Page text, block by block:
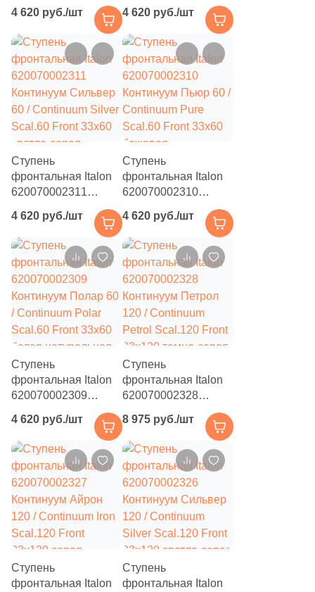
Marca Corona ( 88)
Margres (4)
)
Marjan (66)
Meissen Keramik (61
Mico (43)
Monalisa ( 11
Monocibec (14
Monopole ( 112)
Motto Ceramic (104
Mozart (
Museum (95)
Mutina (5 )
Mykonos (
NABEL (6)
NATUCER (8)
NAZ Ceram (3)
NS Ceramic (28
NT Ceramic ( 296
Континуум Петрол
60 / Continuum Petrol
Scal.60 Front 33x60
темно-серая
натуральная под
бетон
4 620 руб./шт
Континуум Айрон 60
/ Continuum Iron
Scal.60 Front 33x60
серая натуральная
под бетон
4 620 руб./шт
Ступень
фронтальная Italon
620070002311
Континуум Сильвер
60 / Continuum Silver
Scal.60 Front 33x60
светло-серая
натуральная под
бетон
4 620 руб./шт
Ступень
фронтальная Italon
620070002310
Континуум Пьюр 60 /
Continuum Pure
Scal.60 Front 33x60
бежевая
натуральная под
бетон
4 620 руб./шт
Ступень
фронтальная Italon
620070002309
Континуум Полар 60
/ Continuum Polar
Scal.60 Front 33x60
белая натуральная
под бетон
4 620 руб./шт
Ступень
фронтальная Italon
620070002328
Континуум Петрол
120 / Continuum
Petrol Scal.120 Front
33x120 темно-серая
натуральная под
бетон
8 975 руб./шт
Ступень
фронтальная Italon
Ступень
фронтальная Italon